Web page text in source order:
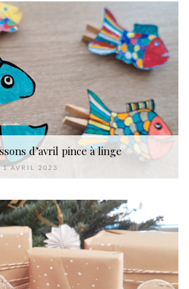
d’avril pince à linge
1 AVRIL 2023